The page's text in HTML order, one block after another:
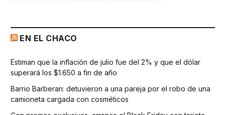
EN EL CHACO
Estiman que la inflación de julio fue del 2% y que el dólar
superará los $1.650 a fin de año
Barrio Barberan: detuvieron a una pareja por el robo de una
camioneta cargada con cosméticos